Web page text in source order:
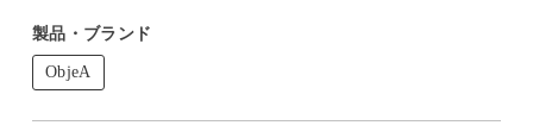
製品・ブランド
ObjeA